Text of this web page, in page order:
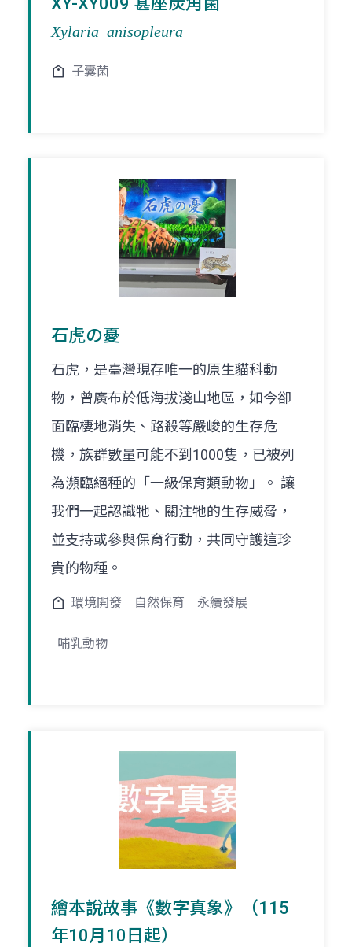
Xylaria anisopleura
子囊菌
石虎の憂
石虎，是臺灣現存唯一的原生貓科動
物，曾廣布於低海拔淺山地區，如今卻
面臨棲地消失、路殺等嚴峻的生存危
機，族群數量可能不到1000隻，已被列
為瀕臨絕種的「一級保育類動物」。 讓
我們一起認識牠、關注牠的生存威脅，
並支持或參與保育行動，共同守護這珍
貴的物種。
環境開發 自然保育 永續發展
哺乳動物
繪本說故事《數字真象》（115
年10月10日起）